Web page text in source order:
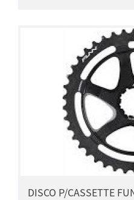
DISCO P/CASSETTE